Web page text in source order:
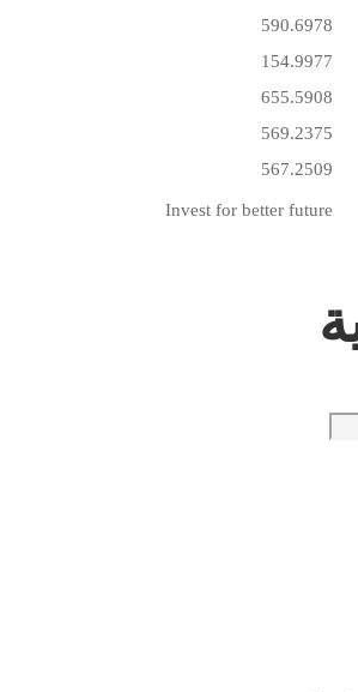
590.6978
154.9977
655.5908
569.2375
567.2509
Invest for better future